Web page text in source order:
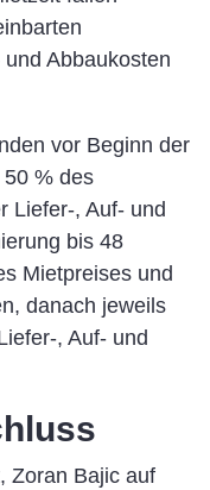
Abbaukosten
vor Beginn der
% des
Liefer-, Auf- und
bis 48
Mietpreises und
danach jeweils
, Auf- und
Zoran Bajic auf